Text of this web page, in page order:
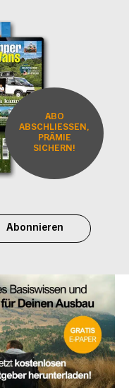
ABO
ABSCHLIESSEN,
PRÄMIE
SICHERN!
Abonnieren